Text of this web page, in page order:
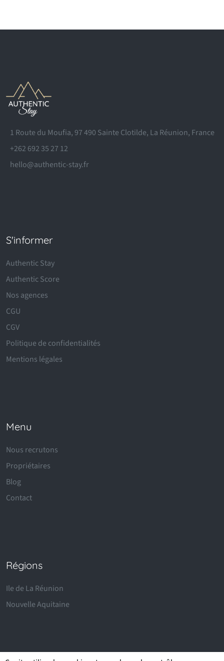
1 Route du Moufia, 97 490 Sainte Clotilde, La Réunion, France
+262 692 35 27 12
hello@authentic-stay.fr
S'informer
Authentic Stay
Authentic Score
Nos agences
CGU
CGV
Politique de confidentialités
Mentions légales
Menu
Nous recrutons
Propriétaires
Blog
Contact
Régions
Ile de La Réunion
Nouvelle Aquitaine